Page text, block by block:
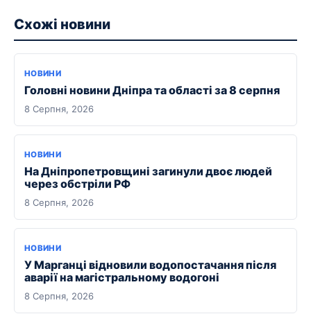
Схожі новини
НОВИНИ
Головні новини Дніпра та області за 8 серпня
8 Серпня, 2026
НОВИНИ
На Дніпропетровщині загинули двоє людей
через обстріли РФ
8 Серпня, 2026
НОВИНИ
У Марганці відновили водопостачання після
аварії на магістральному водогоні
8 Серпня, 2026